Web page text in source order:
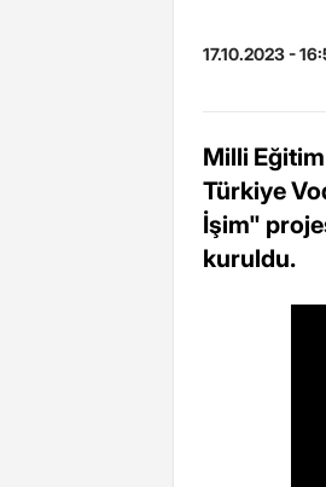
17.10.2023 -
Milli
Türkiye
İşim"
kuruldu.